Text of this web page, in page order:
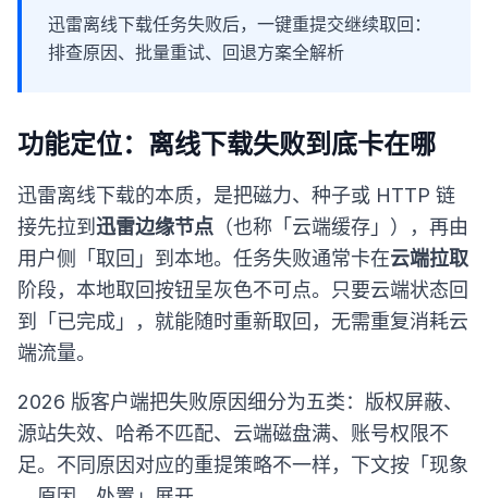
迅雷离线下载任务失败后，一键重提交继续取回：
排查原因、批量重试、回退方案全解析
功能定位：离线下载失败到底卡在哪
迅雷离线下载的本质，是把磁力、种子或 HTTP 链
接先拉到 迅雷边缘节点 （也称「云端缓存」），再由
用户侧「取回」到本地。任务失败通常卡在云端拉取
阶段，本地取回按钮呈灰色不可点。只要云端状态回
到「已完成」，就能随时重新取回，无需重复消耗云
端流量。
2026 版客户端把失败原因细分为五类：版权屏蔽、
源站失效、哈希不匹配、云端磁盘满、账号权限不
足。不同原因对应的重提策略不一样，下文按「现象